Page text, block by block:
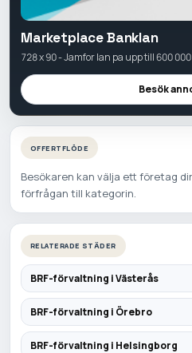
Marketplace Banklan
728 x 90 - Jamfor lan pa upp till 600
Besök
OFFERTFLÖDE
Besökaren kan välja ett företag
förfrågan till kategorin.
RELATERADE STÄDER
BRF-förvaltning i Västerås
BRF-förvaltning i Örebro
BRF-förvaltning i Helsingborg